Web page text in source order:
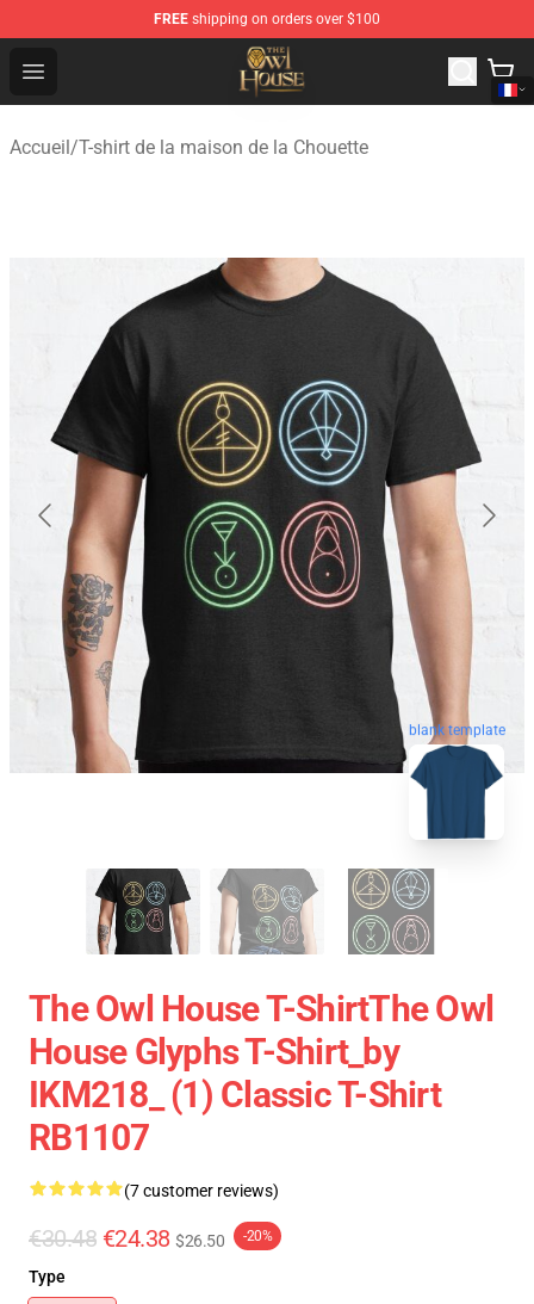
FREE shipping on orders over $100
Open menu
The Owl House Store - Official The Owl House
Accueil/T-shirt de la maison de la Chouette
blank template
The Owl House T-ShirtThe Owl
House Glyphs T-Shirt_by
IKM218_ (1) Classic T-Shirt
RB1107
(7 customer reviews)
€30.48 €24.38 $26.50 -20%
Type